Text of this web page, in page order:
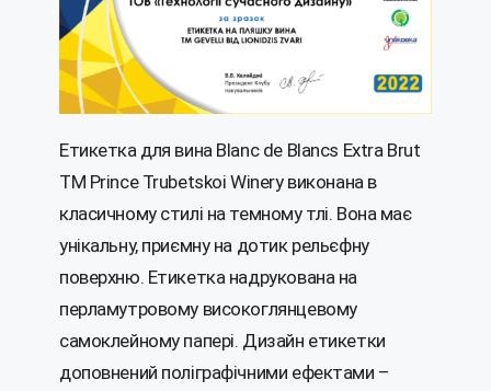
Етикетка для вина Blanc de Blancs Extra Brut
ТМ Prince Trubetskoi Winery виконана в
класичному стилi на темному тлі. Вона має
унікальну, приємну на дотик рельєфну
поверхню. Етикетка надрукована на
перламутровому високоглянцевому
самоклейному папері. Дизайн етикетки
доповнений поліграфічними ефектами –